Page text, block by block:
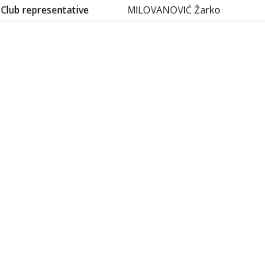
Club representative
MILOVANOVIĆ Žarko